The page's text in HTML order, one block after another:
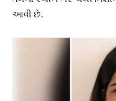
આવી છે.